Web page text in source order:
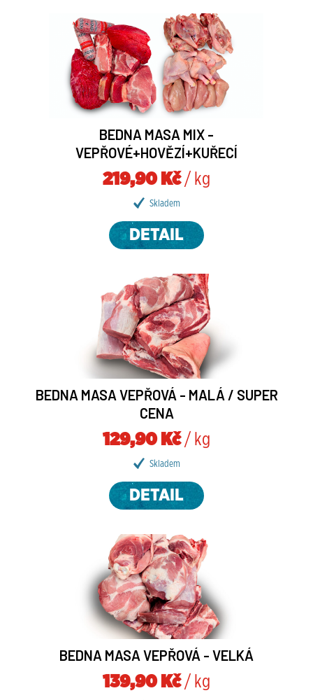
BEDNA MASA MIX -
VEPŘOVÉ+HOVĚZÍ+KUŘECÍ
219,90 Kč/ kg
Skladem
DETAIL
BEDNA MASA VEPŘOVÁ - MALÁ / SUPER
CENA
129,90 Kč/ kg
Skladem
DETAIL
BEDNA MASA VEPŘOVÁ - VELKÁ
139,90 Kč/ kg